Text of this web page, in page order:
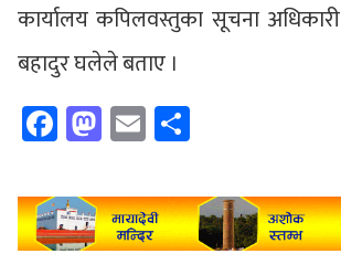
कार्यालय कपिलवस्तुका सूचना अधिकारी
बहादुर घलेले बताए ।
Facebook
Mastodon
Email